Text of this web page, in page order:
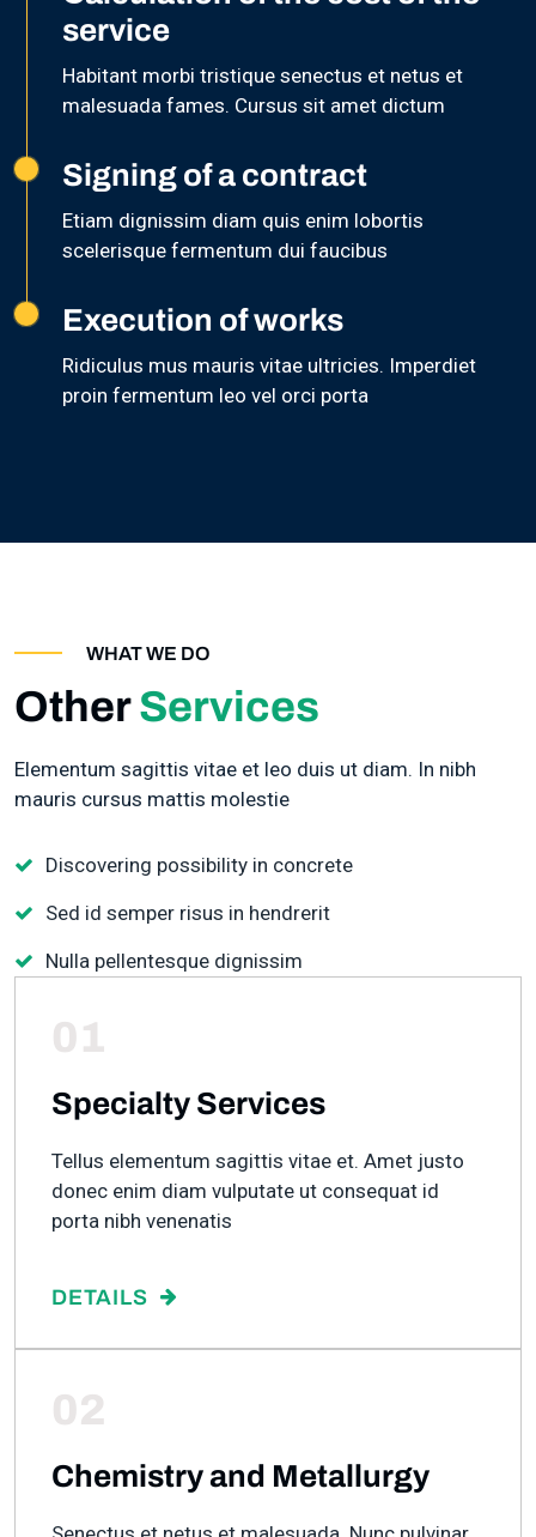
service
Habitant morbi tristique senectus et netus et
malesuada fames. Cursus sit amet dictum
Signing of a contract
Etiam dignissim diam quis enim lobortis
scelerisque fermentum dui faucibus
Execution of works
Ridiculus mus mauris vitae ultricies. Imperdiet
proin fermentum leo vel orci porta
WHAT WE DO
OtherServices
Elementum sagittis vitae et leo duis ut diam. In nibh
mauris cursus mattis molestie
Discovering possibility in concrete
Sed id semper risus in hendrerit
Nulla pellentesque dignissim
01
Specialty Services
Tellus elementum sagittis vitae et. Amet justo
donec enim diam vulputate ut consequat id
porta nibh venenatis
DETAILS
02
Chemistry and Metallurgy